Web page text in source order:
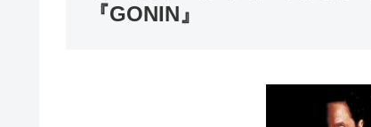
『GONIN』